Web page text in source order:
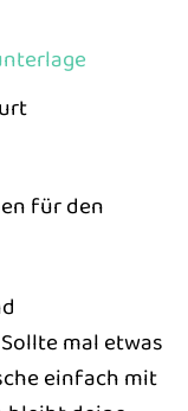
für den
mal etwas
einfach mit